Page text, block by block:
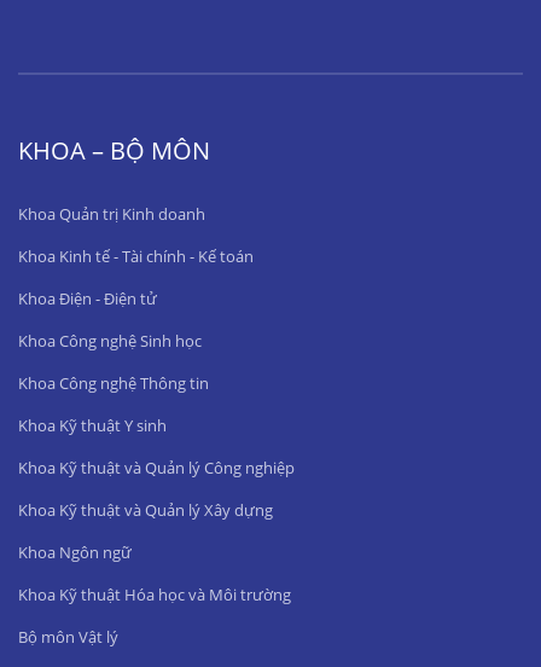
KHOA – BỘ MÔN
Khoa Quản trị Kinh doanh
Khoa Kinh tế - Tài chính - Kế toán
Khoa Điện - Điện tử
Khoa Công nghệ Sinh học
Khoa Công nghệ Thông tin
Khoa Kỹ thuật Y sinh
Khoa Kỹ thuật và Quản lý Công nghiệp
Khoa Kỹ thuật và Quản lý Xây dựng
Khoa Ngôn ngữ
Khoa Kỹ thuật Hóa học và Môi trường
Bộ môn Vật lý